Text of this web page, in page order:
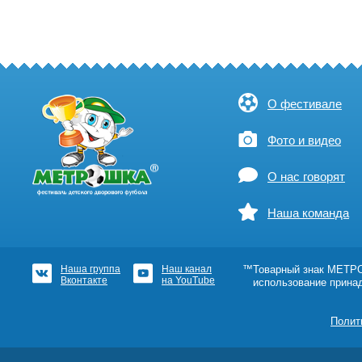
О фестивале
Фото и видео
О нас говорят
Наша команда
Наша группа
Вконтакте
Наш канал
на YouTube
™Товарный знак
использование